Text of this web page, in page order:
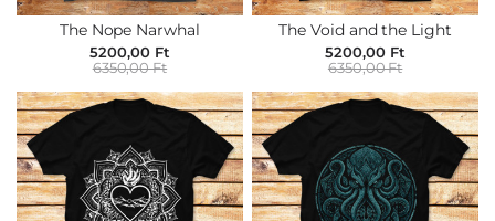
The Nope Narwhal
5200,00 Ft
6350,00 Ft
The Void and the Light
5200,00 Ft
6350,00 Ft